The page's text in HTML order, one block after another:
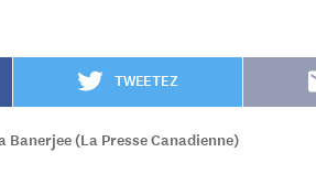
TWEETEZ
(La Presse Canadienne)